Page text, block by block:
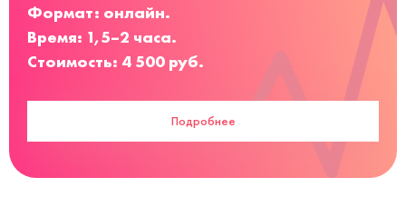
Формат: онлайн.
Время: 1,5–2 часа.
Стоимость: 4 500 руб.
Подробнее